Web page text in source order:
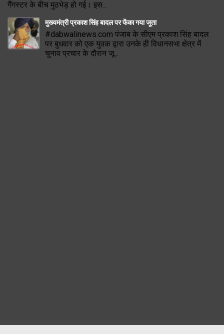
गैंगस्टर के बीच मुठभेड़ हो गई। इस...
मुख्यमंत्री प्रकाश सिंह बादल पर फेंका गया जूता
#dabwalinews.com पंजाब के सीएम प्रकाश सिंह बादल
पर बुधवार को एक युवक द्वारा उनके ही विधानसभा क्षेत्र में
चुनाव प्रचार के दौरान जू...